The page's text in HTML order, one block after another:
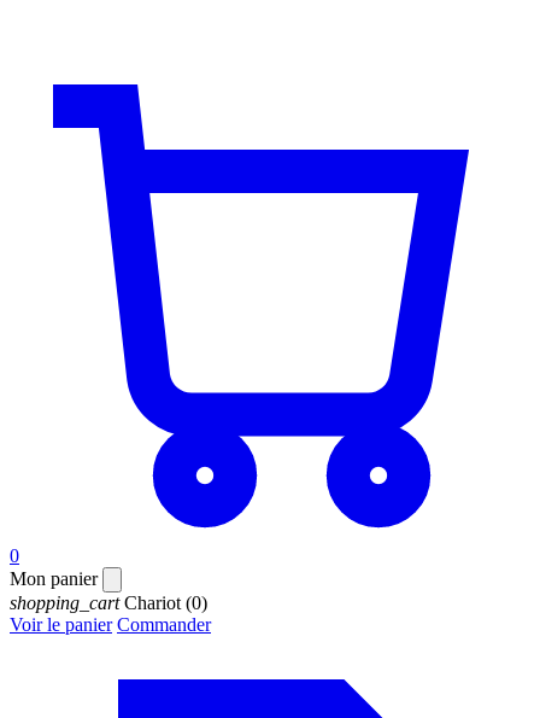
0
Mon panier
shopping_cart Chariot (0)
Voir le panier Commander